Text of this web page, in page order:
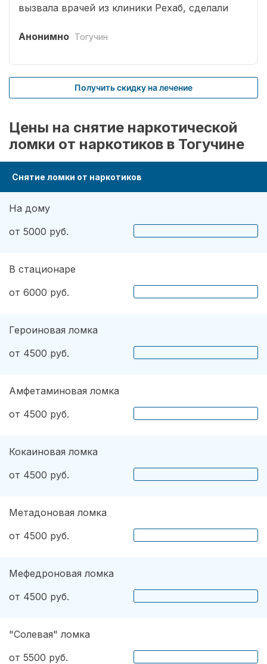
вызвала врачей из клиники Рехаб, сделали
что надо там пролечиться основательно.
Анонимно Тогучин
Получить скидку на лечение
Цены на снятие наркотической
ломки от наркотиков в Тогучине
Снятие ломки от наркотиков
На дому
от 5000 руб.
В стационаре
от 6000 руб.
Героиновая ломка
от 4500 руб.
Амфетаминовая ломка
от 4500 руб.
Кокаиновая ломка
от 4500 руб.
Метадоновая ломка
от 4500 руб.
Мефедроновая ломка
от 4500 руб.
"Солевая" ломка
от 5500 руб.